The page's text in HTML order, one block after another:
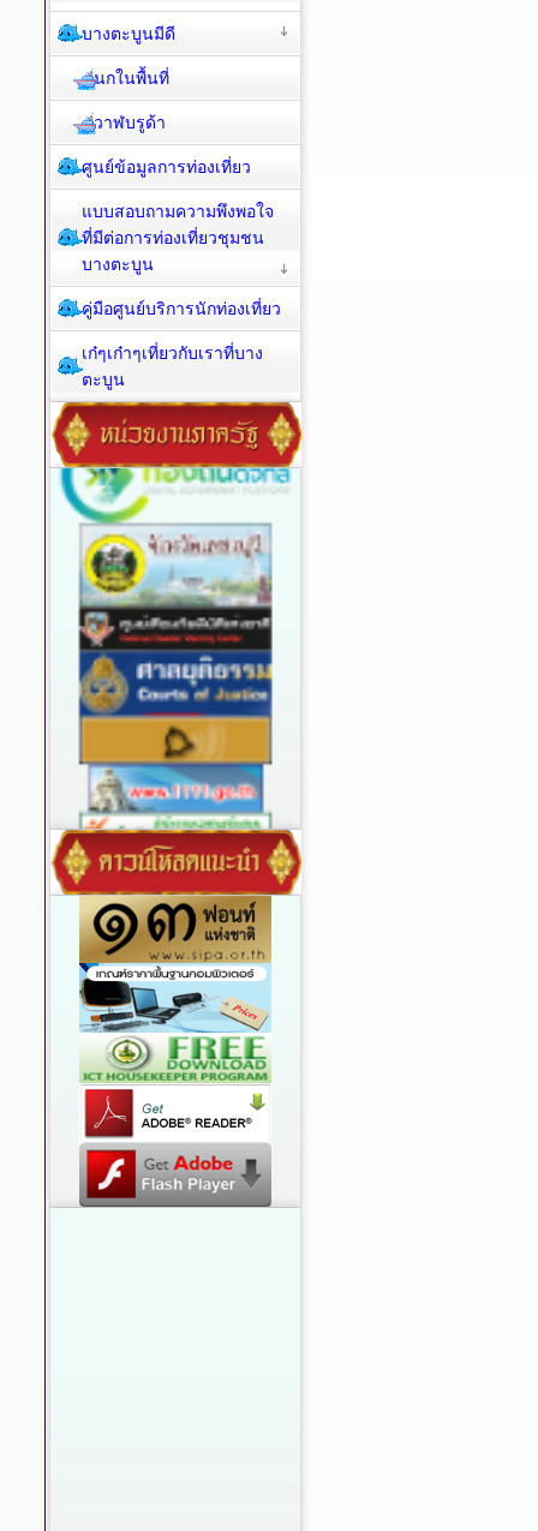
บางตะบูนมีดี
นกในพื้นที่
วาฬบรูด้า
ศูนย์ข้อมูลการท่องเที่ยว
แบบสอบถามความพึงพอใจ
ที่มีต่อการท่องเที่ยวชุมชน
บางตะบูน
คู่มือศูนย์บริการนักท่องเที่ยว
เก๋ๆเก๋าๆเที่ยวกับเราที่บาง
ตะบูน